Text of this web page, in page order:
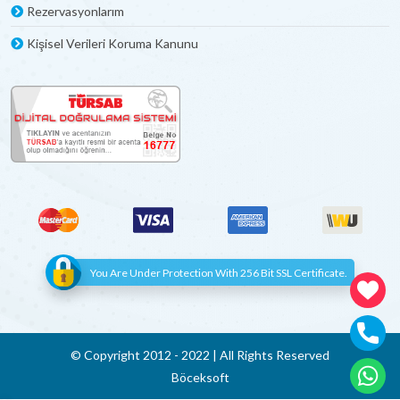
aileniz veya arkadaşlarınızla özel bir tatil deneyimi
sağlar.
yüzmek, su jimnastiği yapmak veya sadece havuz
başında güneşlenmek gibi aktivitelerle tatilinizi daha
keyifli hale getirebilirsiniz. Bu, tatil deneyiminizi
çeşitlendirmenize olanak tanır ve unutulmaz anlar
yaşamanıza yardımcı olur. Isıtmalı havuzlu villa kiralama
mükemmel bir fırsattır.
Isıtmalı Havuzlu Villa ile Balayı
Tatilinizi Yapın
mükemmel bir seçenektir. Balayı tatili genellikle yaz aylarında
yapılırken, sonbahar ve kış aylarında da tercih edilebilir. Bu
dönemlerde doğanın renk cümbüşüne tanık olmak
mümkündür. Ancak, kışın yapılan balayı tatillerinde havuz
Rezervasyonlarım
Kişisel Verileri Koruma Kanunu
You Are Under Protection With 256 Bit SSL Certificate.
© Copyright 2012 - 2022 | All Rights Reserved
Böceksoft